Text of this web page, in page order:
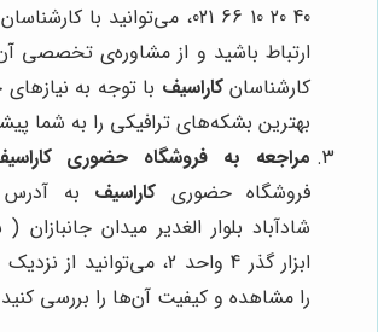
40 20 10 66 021، می‌توانید با کارشناسان فروش
ارتباط باشید و از مشاوره‌ی تخصصی
کارشناسانکاراسیف با توجه به
بهترین بشکه‌های ترافیکی را به شما
مراجعه به فروشگاه حضوری
فروشگاه حضوری کاراسیف به آدرس
شادآباد بلوار الغدیر میدان
ابزار گذر 4 واحد 2،
را مشاهده و کیفیت آن‌ها را بررسی